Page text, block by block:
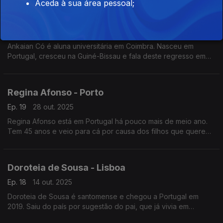
Ankaian Có é aluna universitária em Coimbra. Nasceu em
Portugal, cresceu na Guiné-Bissau e fala deste regresso em
Regina Afonso - Porto
Ep. 19
28 out. 2025
Regina Afonso está em Portugal há pouco mais de meio ano.
Tem 45 anos e veio para cá por causa dos filhos que querem
Doroteia de Sousa - Lisboa
Ep. 18
14 out. 2025
Doroteia de Sousa é santomense e chegou a Portugal em
2019. Saiu do país por sugestão do pai, que já vivia em
Aceda à sua área pessoal;